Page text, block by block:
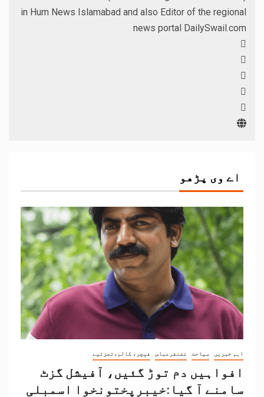
in Hum News Islamabad and also Editor of the regional
news portal DailySwail.com
اے وی پڑھو
اہم خبریں سیاحت غضنفرعباس فیچر، کالم،تجزئیے
افواہیں دم توڑ گئیں، آفیشل گزٹ
سامنے آ گیا:خیبرپختونخوا اسمبلی